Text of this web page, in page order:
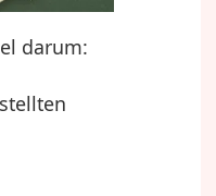
darum: